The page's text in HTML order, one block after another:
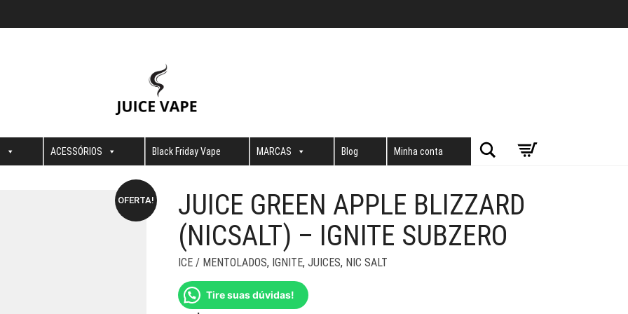
ACESSÓRIOS Black Friday Vape MARCAS Blog Minha conta Pesquisar
OFERTA!
JUICE GREEN APPLE BLIZZARD
(NICSALT) – IGNITE SUBZERO
ICE / MENTOLADOS, IGNITE, JUICES, NIC SALT
Tire suas dúvidas!